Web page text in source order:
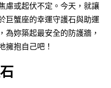
慮或起伏不定。今天，就讓
巨蟹座的幸運守護石與助運
為妳築起最安全的防護牆，
擁抱自己吧！